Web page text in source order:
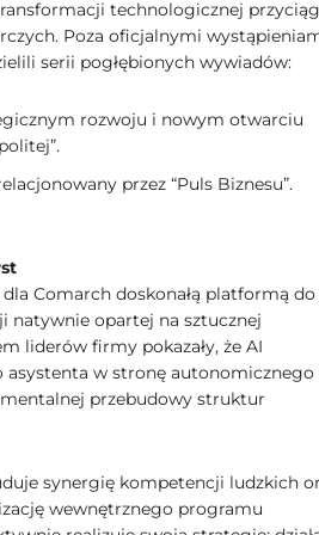
technologicznej
Poza oficjalnymi
serii pogłębionych wywiadów:
rozwoju i nowym otwarciu
przez “Puls Biznesu”.
dla Comarch doskonałą platformą do
natywnie opartej na sztucznej
liderów firmy pokazały, że AI
w stronę autonomicznego
przebudowy struktur
synergię kompetencji ludzkich
wewnętrznego programu